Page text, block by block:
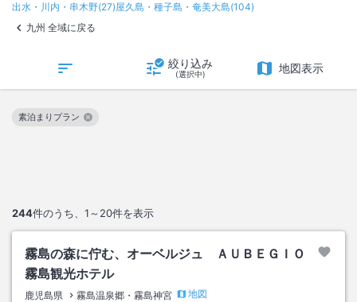
出水・川内・串木野(27)屋久島・種子島・奄美大島(104)
九州 全域に戻る
絞り込み
(選択中) 地図表示
244件のうち、 1～20件を表示
素泊まりプラン
この絞り込み条件を解除
霧島の森に佇む、オーベルジュ ＡＵＢＥＧＩＯ
霧島観光ホテル
鹿児島県 霧島温泉郷・霧島神宮
地図